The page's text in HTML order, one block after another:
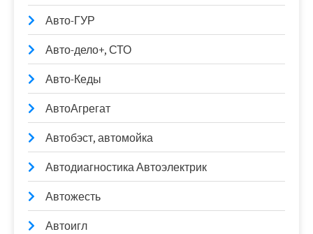
Авто-ГУР
Авто-дело+, СТО
Авто-Кеды
АвтоАгрегат
Автобэст, автомойка
Автодиагностика Автоэлектрик
Автожесть
Автоигл